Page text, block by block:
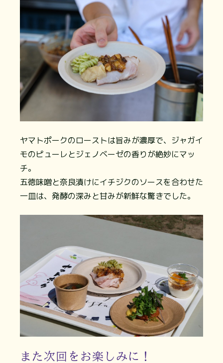
ヤマトポークのローストは旨みが濃厚で、ジャガイ
モのピューレとジェノベーゼの香りが絶妙にマッ
チ。
五徳味噌と奈良漬けにイチジクのソースを合わせた
一皿は、発酵の深みと甘みが新鮮な驚きでした。
また次回をお楽しみに！